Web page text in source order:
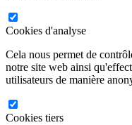
Cookies d'analyse
Cela nous permet de
notre site web ainsi
utilisateurs de manière
Cookies tiers